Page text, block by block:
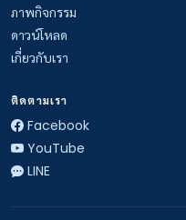
ภาพกิจกรรม
ดาวน์โหลด
เกี่ยวกับเรา
ติดตามเรา
Facebook
YouTube
LINE